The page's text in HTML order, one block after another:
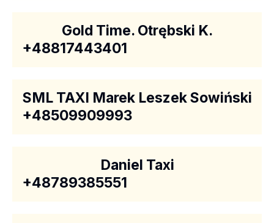
Gold Time. Otrębski K.
+48817443401
SML TAXI Marek Leszek Sowiński
+48509909993
Daniel Taxi
+48789385551